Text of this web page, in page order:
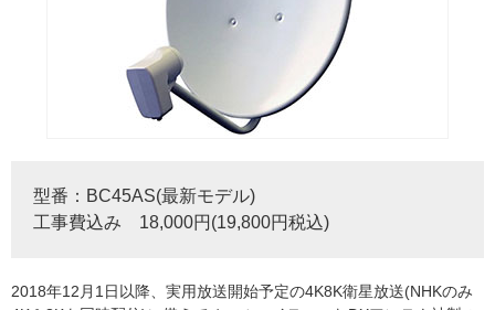
型番：BC45AS(最新モデル)
工事費込み 18,000円(19,800円税込)
2018年12月1日以降、実用放送開始予定の4K8K衛星放送(NHKのみ